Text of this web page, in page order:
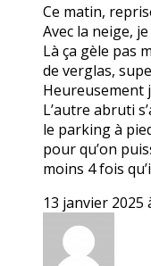
Ce matin,
Avec la neige,
Là ça gèle pas
de verglas,
Heureusement
L’autre abruti
le parking à
pour qu’on
moins 4 fois
13 janvier 2025